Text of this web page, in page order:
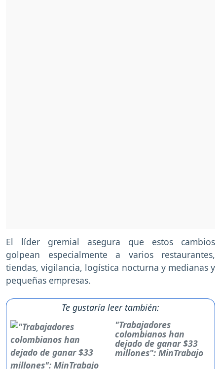
El líder gremial asegura que estos cambios
golpean especialmente a varios restaurantes,
tiendas, vigilancia, logística nocturna y medianas y
pequeñas empresas.
Te gustaría leer también:
"Trabajadores
colombianos han
dejado de ganar $33
millones": MinTrabajo